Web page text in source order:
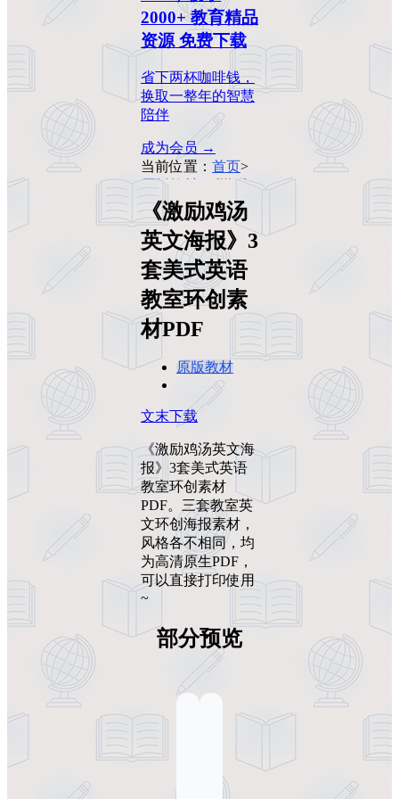
2000+ 教育精品
资源 免费下载
省下两杯咖啡钱，
换取一整年的智慧
陪伴
成为会员 →
当前位置： 首页>
原版教材
《激励
鸡汤英文海报》3
套美式英语教室环
创素材PDF
《激励鸡汤
英文海报》3
套美式英语
教室环创素
材PDF
原版教材
文末下载
《激励鸡汤英文海
报》3套美式英语
教室环创素材
PDF。三套教室英
文环创海报素材，
风格各不相同，均
为高清原生PDF，
可以直接打印使用
~
部分预览